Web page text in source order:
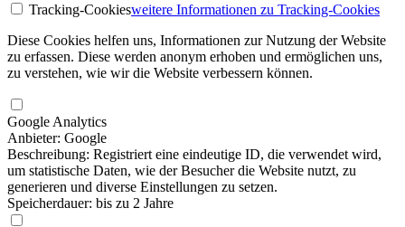
Tracking-Cookiesweitere Informationen zu Tracking-Cookies
Diese Cookies helfen uns, Informationen zur Nutzung der Website
zu erfassen. Diese werden anonym erhoben und ermöglichen uns,
zu verstehen, wie wir die Website verbessern können.
Google Analytics
Anbieter: Google
Beschreibung: Registriert eine eindeutige ID, die verwendet wird,
um statistische Daten, wie der Besucher die Website nutzt, zu
generieren und diverse Einstellungen zu setzen.
Speicherdauer: bis zu 2 Jahre